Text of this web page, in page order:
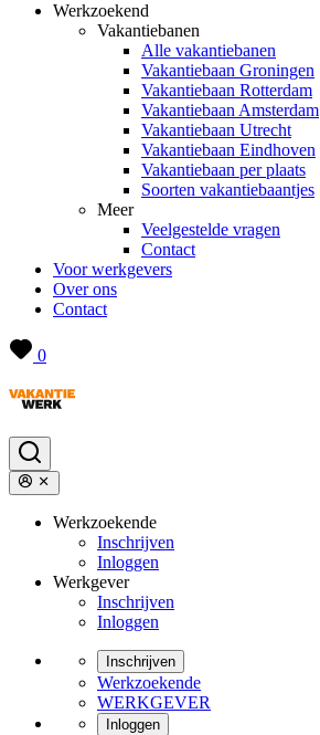
Werkzoekend
Vakantiebanen
Alle vakantiebanen
Vakantiebaan Groningen
Vakantiebaan Rotterdam
Vakantiebaan Amsterdam
Vakantiebaan Utrecht
Vakantiebaan Eindhoven
Vakantiebaan per plaats
Soorten vakantiebaantjes
Meer
Veelgestelde vragen
Contact
Voor werkgevers
Over ons
Contact
0
Werkzoekende
Inschrijven
Inloggen
Werkgever
Inschrijven
Inloggen
Inschrijven
Werkzoekende
WERKGEVER
Inloggen